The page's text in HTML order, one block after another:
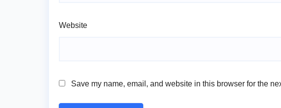
Website
Save my name, email, and website in this browser for the